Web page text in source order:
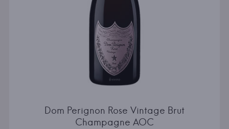
Dom Perignon Rose Vintage Brut
Champagne AOC